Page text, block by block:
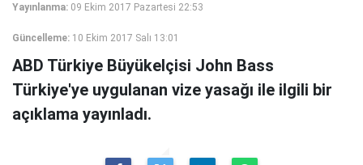
Yayınlanma: 09 Ekim 2017 Pazartesi 22:53
Güncelleme: 10 Ekim 2017 Salı 13:01
ABD Türkiye Büyükelçisi John Bass
Türkiye'ye uygulanan vize yasağı ile ilgili bir
açıklama yayınladı.